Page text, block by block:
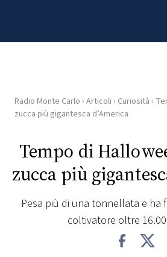
HOME
RADIO
WEB
PLAYLIST
Radio Monte Carlo › Articoli › Curiosità ›
zucca più gigantesca d’America
Tempo di
zucca più
Pesa più di una tonnellata e ha
coltivatore oltre